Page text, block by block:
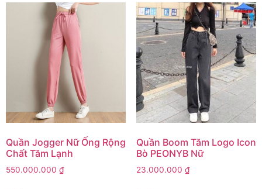
Quần Jogger Nữ Ống Rộng
Chất Tăm Lạnh
550.000.000 ₫
Quần Boom Tăm Logo Icon
Bò PEONYB Nữ
23.000.000 ₫